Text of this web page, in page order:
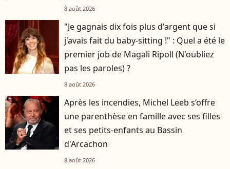
Hardy
8 août 2026
"Je gagnais dix fois plus d'argent que si
j'avais fait du baby-sitting !" : Quel a été le
premier job de Magali Ripoll (N'oubliez
pas les paroles) ?
8 août 2026
Après les incendies, Michel Leeb s’offre
une parenthèse en famille avec ses filles
et ses petits-enfants au Bassin
d'Arcachon
8 août 2026